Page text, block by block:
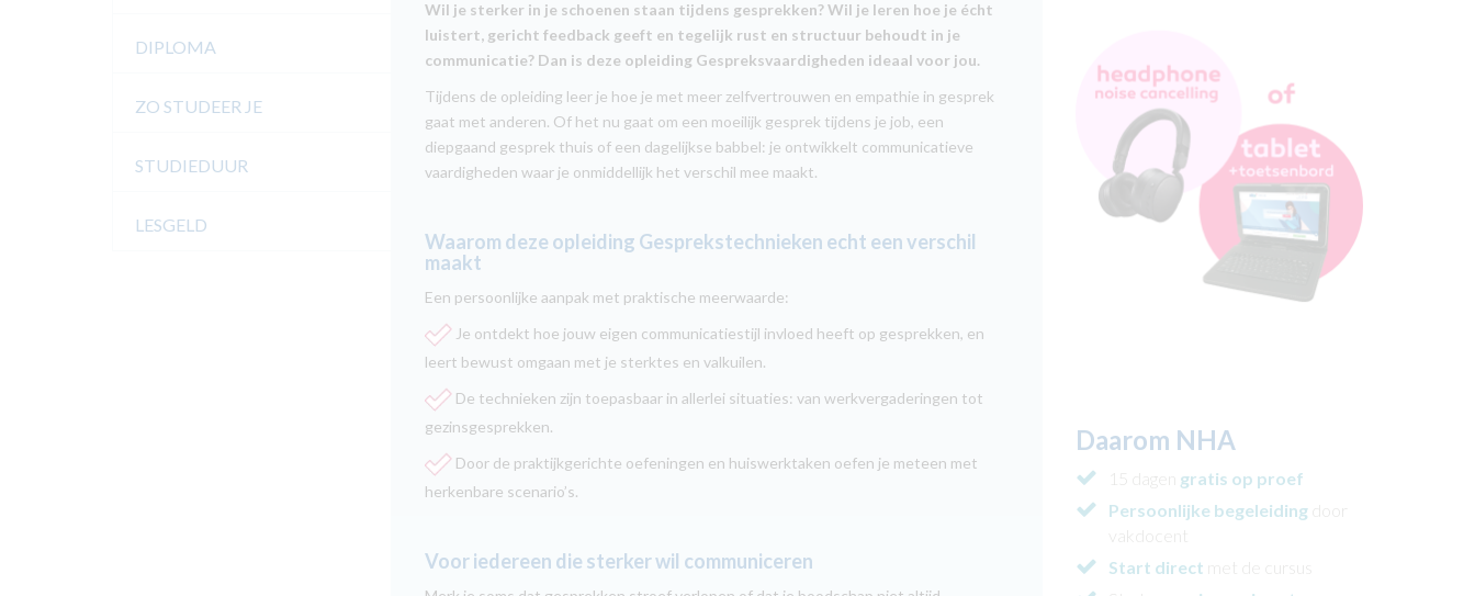
DIPLOMA
ZO STUDEER JE
STUDIEDUUR
LESGELD
Wil je sterker in je schoenen staan tijdens gesprekken? Wil je leren hoe je écht
luistert, gericht feedback geeft en tegelijk rust en structuur behoudt in je
communicatie? Dan is deze opleiding Gespreksvaardigheden ideaal voor jou.
Tijdens de opleiding leer je hoe je met meer zelfvertrouwen en empathie in gesprek
gaat met anderen. Of het nu gaat om een moeilijk gesprek tijdens je job, een
diepgaand gesprek thuis of een dagelijkse babbel: je ontwikkelt communicatieve
vaardigheden waar je onmiddellijk het verschil mee maakt.
Waarom deze opleiding Gesprekstechnieken echt een verschil
maakt
Een persoonlijke aanpak met praktische meerwaarde:
Je ontdekt hoe jouw eigen communicatiestijl invloed heeft op gesprekken, en
leert bewust omgaan met je sterktes en valkuilen.
De technieken zijn toepasbaar in allerlei situaties: van werkvergaderingen tot
gezinsgesprekken.
Door de praktijkgerichte oefeningen en huiswerktaken oefen je meteen met
herkenbare scenario’s.
Voor iedereen die sterker wil communiceren
Daarom NHA
15 dagen gratis op proef
Persoonlijke begeleiding door
vakdocent
Start direct met de cursus